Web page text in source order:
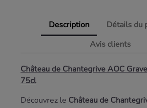
Description
Détails du
Avis clients
Château de Chantegrive AOC
75cl
Découvrez le Château de